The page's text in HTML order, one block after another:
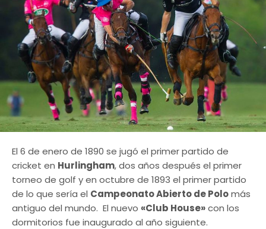
El 6 de enero de 1890 se jugó el primer partido de
cricket en Hurlingham, dos años después el primer
torneo de golf y en octubre de 1893 el primer partido
de lo que sería el Campeonato Abierto de Polomás
antiguo del mundo. El nuevo «Club House»con los
dormitorios fue inaugurado al año siguiente.